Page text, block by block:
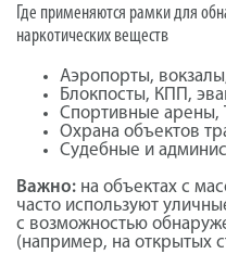
Где применяются рамки для
наркотических веществ
Аэропорты,
Блокпосты, КПП,
Спортивные арены,
Охрана объектов
Судебные и
Важно: на объектах с
часто используют
с возможностью
(например, на открытых